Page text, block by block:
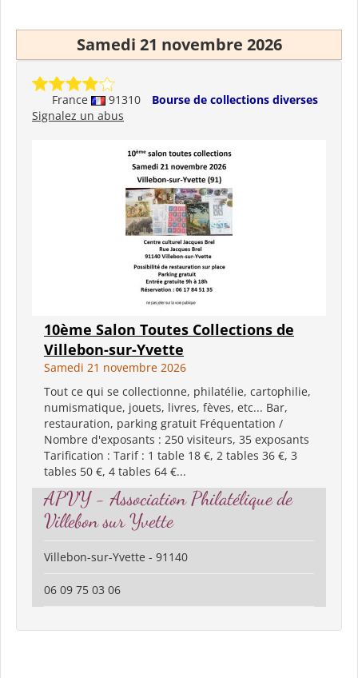
Samedi 21 novembre 2026
France 91310
Bourse de collections diverses
Signalez un abus
10ème Salon Toutes Collections de
Villebon-sur-Yvette
Samedi 21 novembre 2026
Tout ce qui se collectionne, philatélie, cartophilie,
numismatique, jouets, livres, fèves, etc... Bar,
restauration, parking gratuit Fréquentation /
Nombre d'exposants : 250 visiteurs, 35 exposants
Tarification : Tarif : 1 table 18 €, 2 tables 36 €, 3
tables 50 €, 4 tables 64 €...
APVY - Association Philatélique de
Villebon sur Yvette
Villebon-sur-Yvette - 91140
06 09 75 03 06